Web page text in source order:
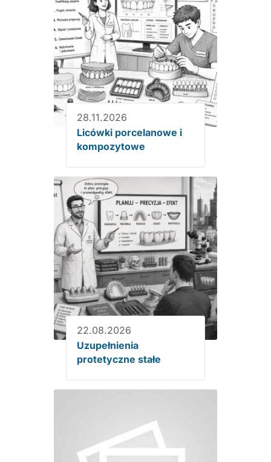
28.11.2026
Licówki porcelanowe i
kompozytowe
22.08.2026
Uzupełnienia
protetyczne stałe